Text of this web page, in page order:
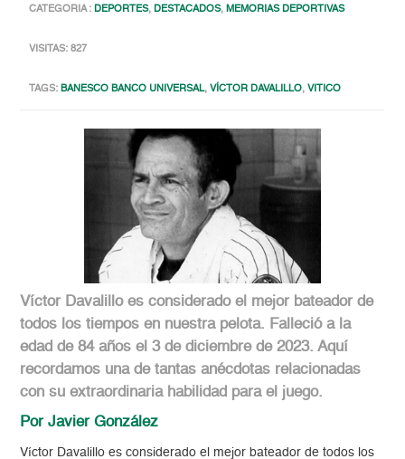
CATEGORIA :DEPORTES,DESTACADOS,MEMORIAS DEPORTIVAS
VISITAS: 827
TAGS:BANESCO BANCO UNIVERSAL,VÍCTOR DAVALILLO,VITICO
Víctor Davalillo es considerado el mejor bateador de
todos los tiempos en nuestra pelota. Falleció a la
edad de 84 años el 3 de diciembre de 2023. Aquí
recordamos una de tantas anécdotas relacionadas
con su extraordinaria habilidad para el juego.
Por Javier González
Víctor Davalillo es considerado el mejor bateador de todos los